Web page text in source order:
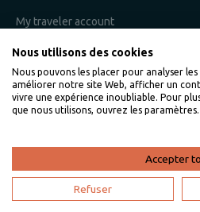
My traveler account
I am an owner
Villaveo's expertise
Renting your vacation home
Owner login
Nous utilisons des cookies
Nous pouvons les placer pour analyser
améliorer notre site Web, afficher un
vivre une expérience inoubliable. Pour
que nous utilisons, ouvrez les paramètres.
Accepter
Refuser